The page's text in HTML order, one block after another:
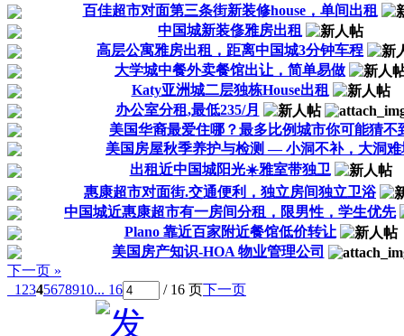
百佳超市对面第三条街新装修house，单间出租
中国城新装俢雅房出租
高层公寓雅房出租，距离中国城3分钟车程
大学城中餐外卖餐馆出让，简单易做
Katy亚洲城二层独栋House出租
办公室分租,最低235/月
美国华裔最爱住哪？最多比例城市你可能猜不
美国房屋秋季养护与检测 — 小洞不补，大洞难
出租近中国城阳光☀️雅室带独卫
惠康超市对面街.交通便利，独立房间独立卫浴
中国城近惠康超市有一房间分租，限男性，学生优先
Plano 靠近百家附近餐馆低价转让
美国房产知识-HOA 物业管理公司
下一页 »
1 2345678910... 16 / 16 页下一页